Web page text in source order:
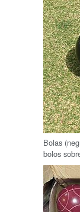
Bolas
bolos